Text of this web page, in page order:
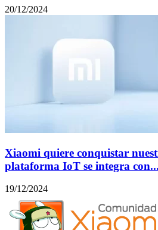
20/12/2024
Xiaomi quiere conquistar
plataforma IoT se integra con...
19/12/2024